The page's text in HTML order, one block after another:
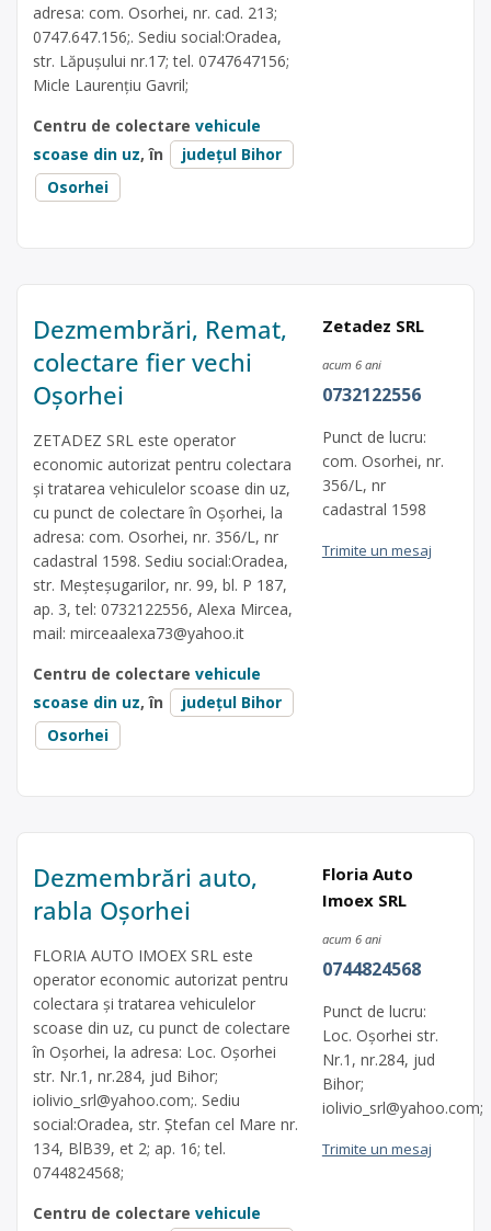
adresa: com. Osorhei, nr. cad. 213;
0747.647.156;. Sediu social:Oradea,
str. Lăpușului nr.17; tel. 0747647156;
Micle Laurențiu Gavril;
Centru de colectare vehicule
scoase din uz, în
județul Bihor
Osorhei
Dezmembrări, Remat,
colectare fier vechi
Oșorhei
ZETADEZ SRL este operator
economic autorizat pentru colectara
și tratarea vehiculelor scoase din uz,
cu punct de colectare în Oșorhei, la
adresa: com. Osorhei, nr. 356/L, nr
cadastral 1598. Sediu social:Oradea,
str. Meșteșugarilor, nr. 99, bl. P 187,
ap. 3, tel: 0732122556, Alexa Mircea,
mail: mirceaalexa73@yahoo.it
Centru de colectare vehicule
scoase din uz, în
județul Bihor
Osorhei
Zetadez SRL
acum 6 ani
0732122556
Punct de lucru:
com. Osorhei, nr.
356/L, nr
cadastral 1598
Trimite un mesaj
Dezmembrări auto,
rabla Oșorhei
FLORIA AUTO IMOEX SRL este
operator economic autorizat pentru
colectara și tratarea vehiculelor
scoase din uz, cu punct de colectare
în Oșorhei, la adresa: Loc. Oșorhei
str. Nr.1, nr.284, jud Bihor;
iolivio_srl@yahoo.com;. Sediu
social:Oradea, str. Ștefan cel Mare nr.
134, BlB39, et 2; ap. 16; tel.
0744824568;
Centru de colectare vehicule
Floria Auto
Imoex SRL
acum 6 ani
0744824568
Punct de lucru:
Loc. Oșorhei str.
Nr.1, nr.284, jud
Bihor;
iolivio_srl@yahoo.com;
Trimite un mesaj